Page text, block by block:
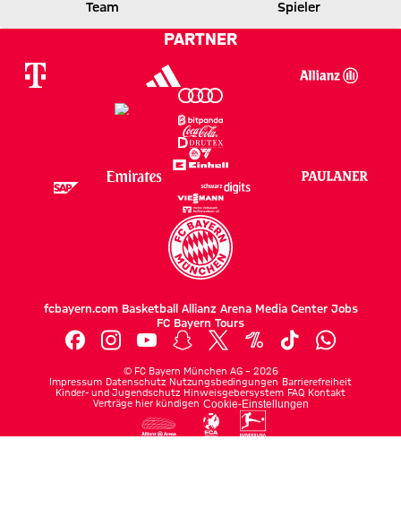
CITY
Team Spieler
PARTNER
fcbayern.com Basketball Allianz Arena Media Center Jobs
FC Bayern Tours
© FC Bayern München AG – 2026
Impressum Datenschutz Nutzungsbedingungen Barrierefreiheit
Kinder- und Jugendschutz Hinweisgebersystem FAQ Kontakt
Verträge hier kündigen Cookie-Einstellungen